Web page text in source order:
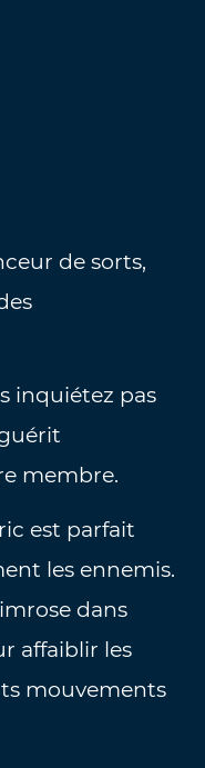
de sorts,
inquiétez pas
membre.
est parfait
les ennemis.
dans
affaiblir les
mouvements